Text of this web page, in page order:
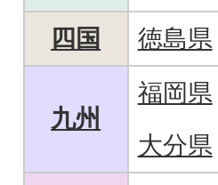
四国
徳島県
九州
福岡県
大分県